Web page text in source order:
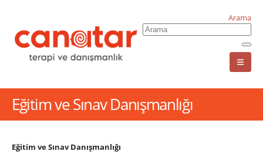
Arama
Eğitim ve Sınav Danışmanlığı
Eğitim ve Sınav Danışmanlığı